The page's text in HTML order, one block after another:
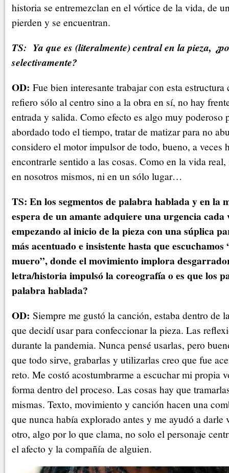
historia se entremezclan en el vórtice de la vida, de
pierden y se encuentran.
TS: Ya que es (literalmente) central en la pieza,
selectivamente?
OD: Fue bien interesante trabajar con esta
refiero sólo al centro sino a la obra en sí, no hay
entrada y salida. Como efecto es algo muy poderoso
abordado todo el tiempo, tratar de matizar para no
considero el motor impulsor de todo, bueno, a veces
encontrarle sentido a las cosas. Como en la vida
en nosotros mismos, ni en un sólo lugar…
TS: En los segmentos de palabra hablada y en la
espera de un amante adquiere una urgencia cada
empezando al inicio de la pieza con una súplica
más acentuado e insistente hasta que escuchamos
muero”, donde el movimiento implora
letra/historia impulsó la coreografía o es que los
palabra hablada?
OD: Siempre me gustó la canción, estaba dentro de
que decidí usar para confeccionar la pieza. Las
durante la pandemia. Nunca pensé usarlas, pero
que todo sirve, grabarlas y utilizarlas creo que fue
reto. Me costó acostumbrarme a escuchar mi propia
forma dentro del proceso. Las cosas hay que
mismas. Texto, movimiento y canción hacen una
que nunca había explorado antes y me ayudó a darle
otro, algo por lo que clama, no solo el personaje
el afecto y la compañía de alguien.